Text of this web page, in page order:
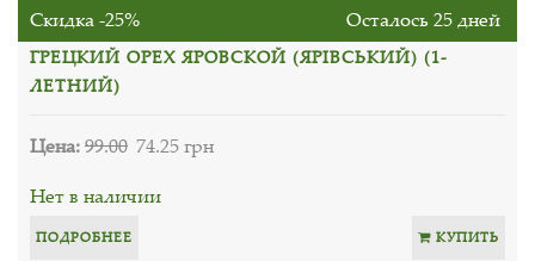
Скидка -25% Осталось 25 дней
ГРЕЦКИЙ ОРЕХ ЯРОВСКОЙ (ЯРІВСЬКИЙ) (1-
ЛЕТНИЙ)
Цена:99.00 74.25 грн
Нет в наличии
ПОДРОБНЕЕ КУПИТЬ